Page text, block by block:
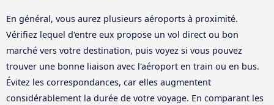
En général, vous aurez plusieurs aéroports à proximité.
Vérifiez lequel d'entre eux propose un vol direct ou bon
marché vers votre destination, puis voyez si vous pouvez
trouver une bonne liaison avec l'aéroport en train ou en bus.
Évitez les correspondances, car elles augmentent
considérablement la durée de votre voyage. En comparant les